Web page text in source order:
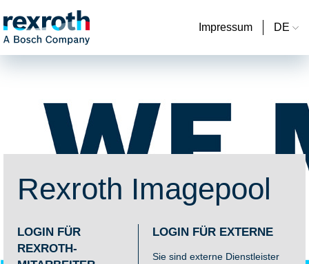
Impressum DE
Rexroth Imagepool
LOGIN FÜR
REXROTH-
LOGIN FÜR EXTERNE
Sie sind externe Dienstleister